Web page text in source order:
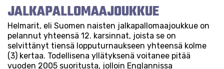
JALKAPALLOMAAJOUKKUE
Helmarit, eli Suomen naisten jalkapallomaajoukkue on
pelannut yhteensä 12. karsinnat, joista se on
selvittänyt tiensä lopputurnaukseen yhteensä kolme
(3) kertaa. Todellisena yllätyksenä voitanee pitää
vuoden 2005 suoritusta, jolloin Englannissa